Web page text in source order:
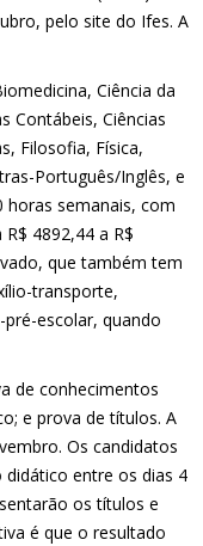
pelo site do Ifes. A
Ciência da
Contábeis, Ciências
Filosofia, Física,
Português/Inglês, e
horas semanais, com
4892,44 a R$
que também tem
transporte,
escolar, quando
de conhecimentos
e prova de títulos. A
Os candidatos
entre os dias 4
os títulos e
é que o resultado